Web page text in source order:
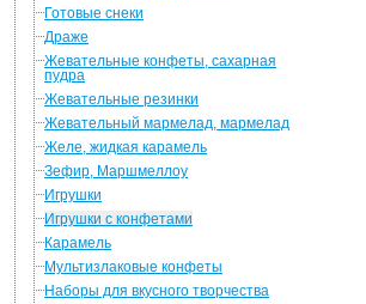
Готовые снеки
Драже
Жевательные конфеты, сахарная
пудра
Жевательные резинки
Жевательный мармелад, мармелад
Желе, жидкая карамель
Зефир, Маршмеллоу
Игрушки
Игрушки с конфетами
Карамель
Мультизлаковые конфеты
Наборы для вкусного творчества